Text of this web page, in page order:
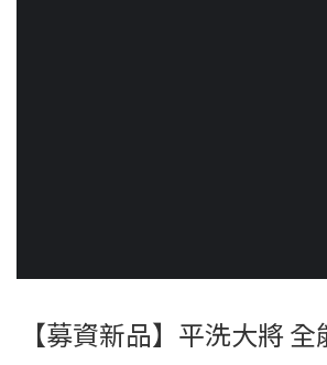
【募資新品】平洗大將